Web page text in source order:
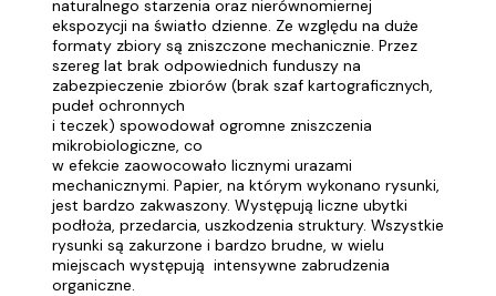
naturalnego starzenia oraz nierównomiernej
ekspozycji na światło dzienne. Ze względu na duże
formaty zbiory są zniszczone mechanicznie. Przez
szereg lat brak odpowiednich funduszy na
zabezpieczenie zbiorów (brak szaf kartograficznych,
pudeł ochronnych
i teczek) spowodował ogromne zniszczenia
mikrobiologiczne, co
w efekcie zaowocowało licznymi urazami
mechanicznymi. Papier, na którym wykonano rysunki,
jest bardzo zakwaszony. Występują liczne ubytki
podłoża, przedarcia, uszkodzenia struktury. Wszystkie
rysunki są zakurzone i bardzo brudne, w wielu
miejscach występują intensywne zabrudzenia
organiczne.